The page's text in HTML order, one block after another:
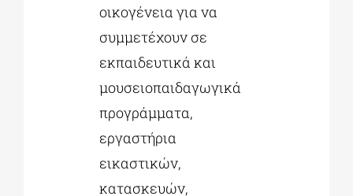
οικογένεια για να
συμμετέχουν σε
εκπαιδευτικά και
μουσειοπαιδαγωγικά
προγράμματα,
εργαστήρια
εικαστικών,
κατασκευών,